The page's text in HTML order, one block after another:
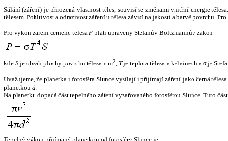
Sálání (záření) je přirozená vlastnost těles, souvisí se změnami vnitřní energie
tělesem. Pohltivost a odrazivost záření u tělesa závisí na jakosti a barvě povrchu.
Pro výkon záření černého tělesa P platí upravený Stefanův-Boltzmannův zákon
kde S je obsah plochy povrchu tělesa v m2, Tje teplota tělesa v kelvinech a σje
Uvažujeme, že planetka i fotosféra Slunce vysílají i přijímají záření jako černá
planetkou d.
Na planetku dopadá část tepelného záření vyzařovaného fotosférou Slunce. Tuto
Tepelný výkon přijímaný planetkou od fotosféry Slunce je